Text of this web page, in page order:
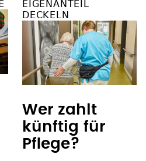
EIGENANTEIL
DECKELN
Wer zahlt
künftig für
Pflege?